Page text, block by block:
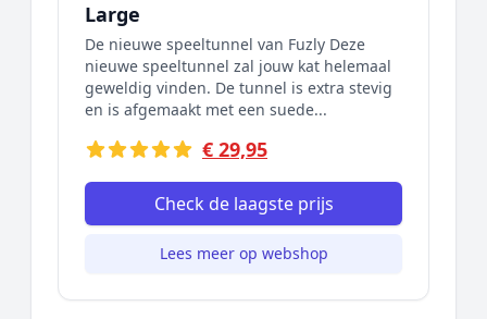
Large
De nieuwe speeltunnel van Fuzly Deze
nieuwe speeltunnel zal jouw kat helemaal
geweldig vinden. De tunnel is extra stevig
en is afgemaakt met een suede...
€ 29,95
Check de laagste prijs
Lees meer op webshop